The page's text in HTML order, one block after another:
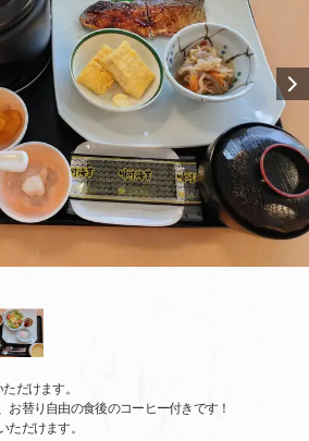
だけます。
お替り自由の食後のコーヒー付きです！
ただけます。